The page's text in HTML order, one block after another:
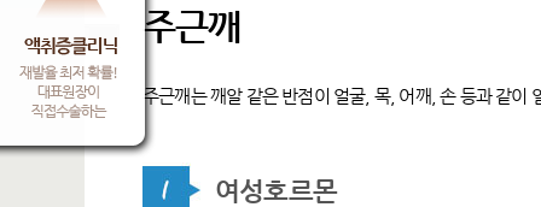
주근깨
주근깨는 깨알 같은 반점이 얼굴, 목, 어깨, 손 등과 같이
여성호르몬